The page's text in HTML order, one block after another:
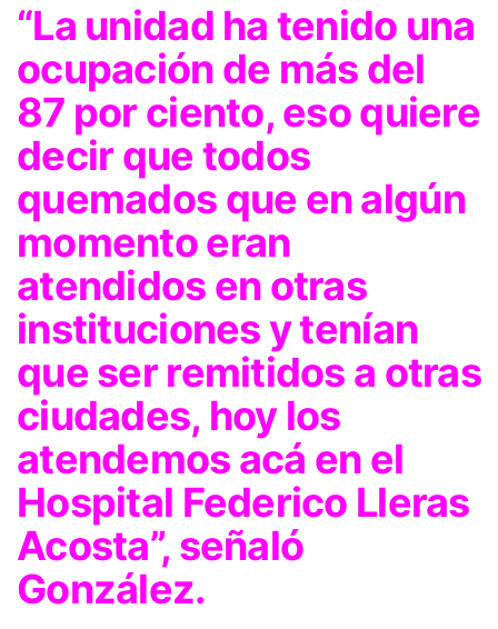
“La unidad ha tenido una
ocupación de más del
87 por ciento, eso quiere
decir que todos
quemados que en algún
momento eran
atendidos en otras
instituciones y tenían
que ser remitidos a otras
ciudades, hoy los
atendemos acá en el
Hospital Federico Lleras
Acosta”, señaló
González.